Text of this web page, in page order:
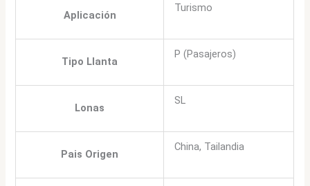
Aplicación
Turismo
Tipo Llanta
P (Pasajeros)
Lonas
SL
Pais Origen
China, Tailandia